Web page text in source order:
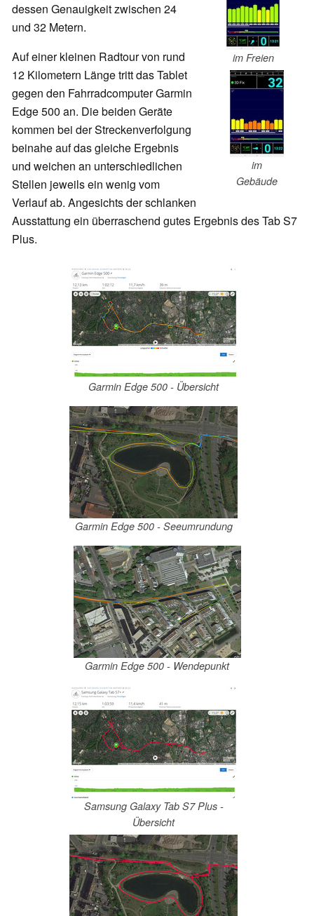
im Freien
im
Gebäude
dessen Genauigkeit zwischen 24
und 32 Metern.
Auf einer kleinen Radtour von rund
12 Kilometern Länge tritt das Tablet
gegen den Fahrradcomputer Garmin
Edge 500 an. Die beiden Geräte
kommen bei der Streckenverfolgung
beinahe auf das gleiche Ergebnis
und weichen an unterschiedlichen
Stellen jeweils ein wenig vom
Verlauf ab. Angesichts der schlanken
Ausstattung ein überraschend gutes Ergebnis des Tab S7
Plus.
Garmin Edge 500 - Übersicht
Garmin Edge 500 - Seeumrundung
Garmin Edge 500 - Wendepunkt
Samsung Galaxy Tab S7 Plus -
Übersicht